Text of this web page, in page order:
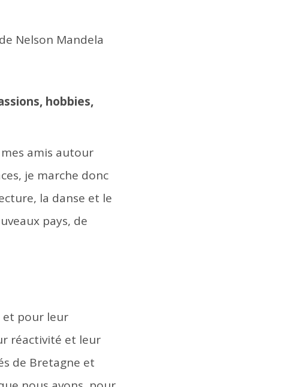
Nelson Mandela
hobbies,
mes amis autour
je marche donc
la danse et le
pays, de
et pour leur
réactivité et leur
de Bretagne et